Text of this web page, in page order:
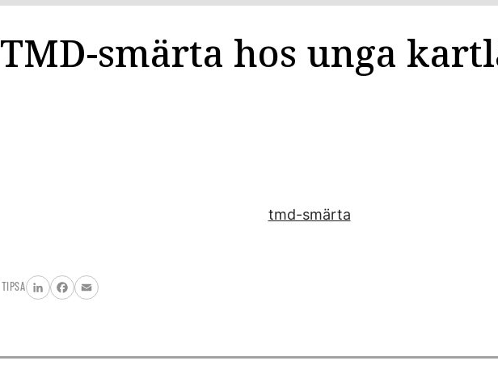
TMD-smärta hos unga
tmd-smärta
TIPSA
LinkedInFacebook
Email